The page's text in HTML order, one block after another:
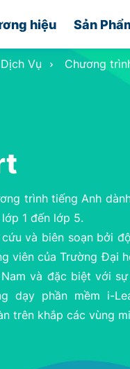
hiệu Sản
Vụ Chương
trình tiếng Anh
1 đến lớp 5.
và biên soạn bởi
viên của Trường Đại
và đặc biệt với
dạy phần mềm i-
trên khắp các vùng